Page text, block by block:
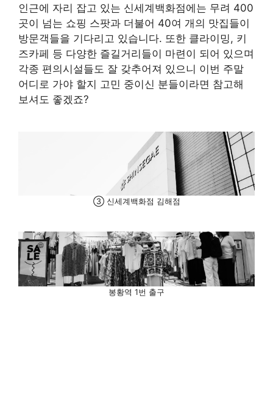
인근에 자리 잡고 있는 신세계백화점에는 무려 400
곳이 넘는 쇼핑 스팟과 더불어 40여 개의 맛집들이
방문객들을 기다리고 있습니다. 또한 클라이밍, 키
즈카페 등 다양한 즐길거리들이 마련이 되어 있으며
각종 편의시설들도 잘 갖추어져 있으니 이번 주말
어디로 가야 할지 고민 중이신 분들이라면 참고해
보셔도 좋겠죠?
③ 신세계백화점 김해점
봉황역 1번 출구